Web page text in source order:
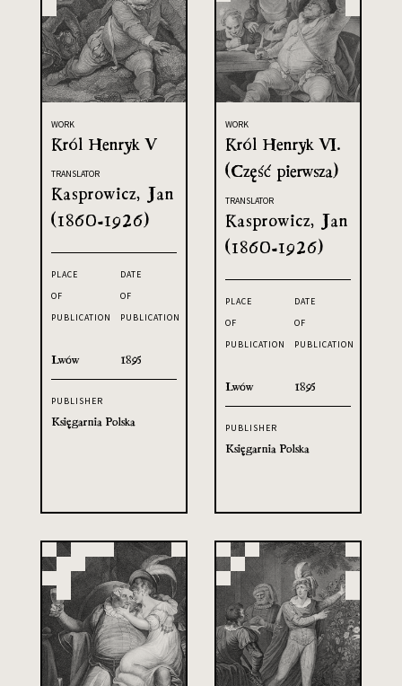
WORK
Król Henryk V
TRANSLATOR
Kasprowicz, Jan
(1860-1926)
PLACE
OF
PUBLICATION
Lwów
DATE
OF
PUBLICATION
1895
PUBLISHER
Księgarnia Polska
WORK
Król Henryk VI.
(Część pierwsza)
TRANSLATOR
Kasprowicz, Jan
(1860-1926)
PLACE
OF
PUBLICATION
Lwów
DATE
OF
PUBLICATION
1895
PUBLISHER
Księgarnia Polska